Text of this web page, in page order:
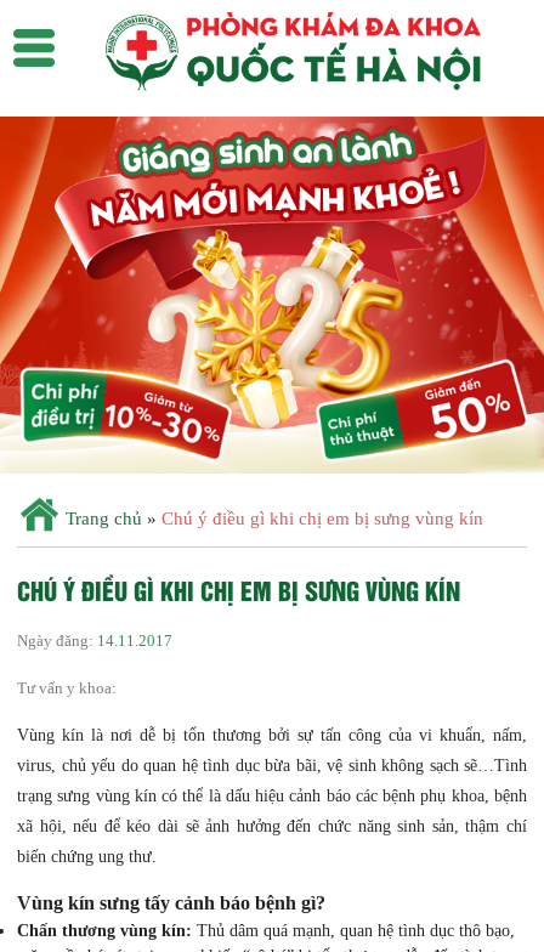
Trang chủ » Chú ý điều gì khi chị em bị sưng vùng kín
CHÚ Ý ĐIỀU GÌ KHI CHỊ EM BỊ SƯNG VÙNG KÍN
Ngày đăng: 14.11.2017
Tư vấn y khoa:
Vùng kín là nơi dễ bị tổn thương bởi sự tấn công của vi khuẩn, nấm,
virus, chủ yếu do quan hệ tình dục bừa bãi, vệ sinh không sạch sẽ…Tình
trạng sưng vùng kín có thể là dấu hiệu cảnh báo các bệnh phụ khoa, bệnh
xã hội, nếu để kéo dài sẽ ảnh hưởng đến chức năng sinh sản, thậm chí
biến chứng ung thư.
Vùng kín sưng tấy cảnh báo bệnh gì?
Chấn thương vùng kín: Thủ dâm quá mạnh, quan hệ tình dục thô bạo,